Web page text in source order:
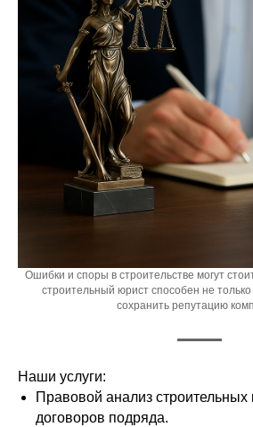
Ошибки и споры в строительстве могут
строительный юрист способен не только
сохранить репутацию
Наши услуги:
Правовой анализ строительных
договоров подряда.